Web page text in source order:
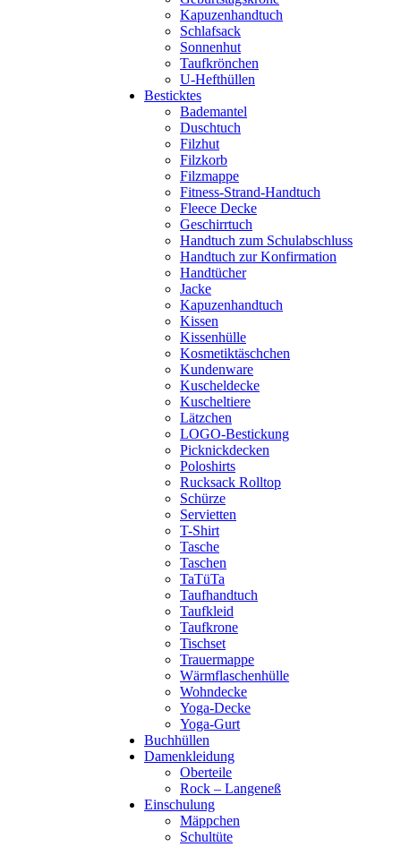
Kapuzenhandtuch
Schlafsack
Sonnenhut
Taufkrönchen
U-Hefthüllen
Besticktes
Bademantel
Duschtuch
Filzhut
Filzkorb
Filzmappe
Fitness-Strand-Handtuch
Fleece Decke
Geschirrtuch
Handtuch zum Schulabschluss
Handtuch zur Konfirmation
Handtücher
Jacke
Kapuzenhandtuch
Kissen
Kissenhülle
Kosmetiktäschchen
Kundenware
Kuscheldecke
Kuscheltiere
Lätzchen
LOGO-Bestickung
Picknickdecken
Poloshirts
Rucksack Rolltop
Schürze
Servietten
T-Shirt
Tasche
Taschen
TaTüTa
Taufhandtuch
Taufkleid
Taufkrone
Tischset
Trauermappe
Wärmflaschenhülle
Wohndecke
Yoga-Decke
Yoga-Gurt
Buchhüllen
Damenkleidung
Oberteile
Rock – Langeneß
Einschulung
Mäppchen
Schultüte